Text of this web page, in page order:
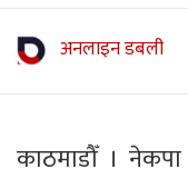
अनलाइन डबली
काठमाडौँ । नेकपा